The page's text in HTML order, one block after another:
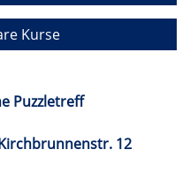
Kurse
Puzzletreff
12